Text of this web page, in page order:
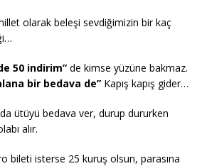
olarak beleşi sevdiğimizin bir kaç
50 indirim”de kimse yüzüne bakmaz.
bir bedava de”Kapış kapış gider…
ütüyü bedava ver, durup dururken
alır.
bileti isterse 25 kuruş olsun, parasına